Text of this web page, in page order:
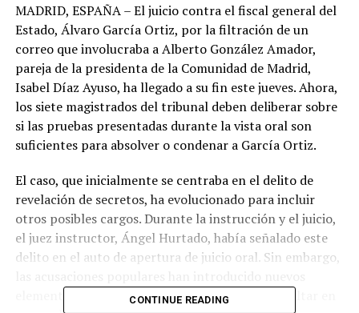
MADRID, ESPAÑA – El juicio contra el fiscal general del
Estado, Álvaro García Ortiz, por la filtración de un
correo que involucraba a Alberto González Amador,
pareja de la presidenta de la Comunidad de Madrid,
Isabel Díaz Ayuso, ha llegado a su fin este jueves. Ahora,
los siete magistrados del tribunal deben deliberar sobre
si las pruebas presentadas durante la vista oral son
suficientes para absolver o condenar a García Ortiz.
El caso, que inicialmente se centraba en el delito de
revelación de secretos, ha evolucionado para incluir
otros posibles cargos. Durante la instrucción y el juicio,
el juez instructor, Ángel Hurtado, había señalado este
delito en el auto de apertura de juicio oral. Sin embargo,
elementos, incluyendo un delito que podría resultar en
CONTINUE READING